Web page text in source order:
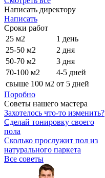
Написать директору
Написать
Сроки работ
25 м2
1 день
25-50 м2
2 дня
50-70 м2
3 дня
70-100 м2
4-5 дней
свыше 100 м2 от 5 дней
Поробно
Советы нашего мастера
Захотелось что-то изменить?
Cделай тонировку своего
пола
Сколько прослужит пол из
натурального паркета
Все советы